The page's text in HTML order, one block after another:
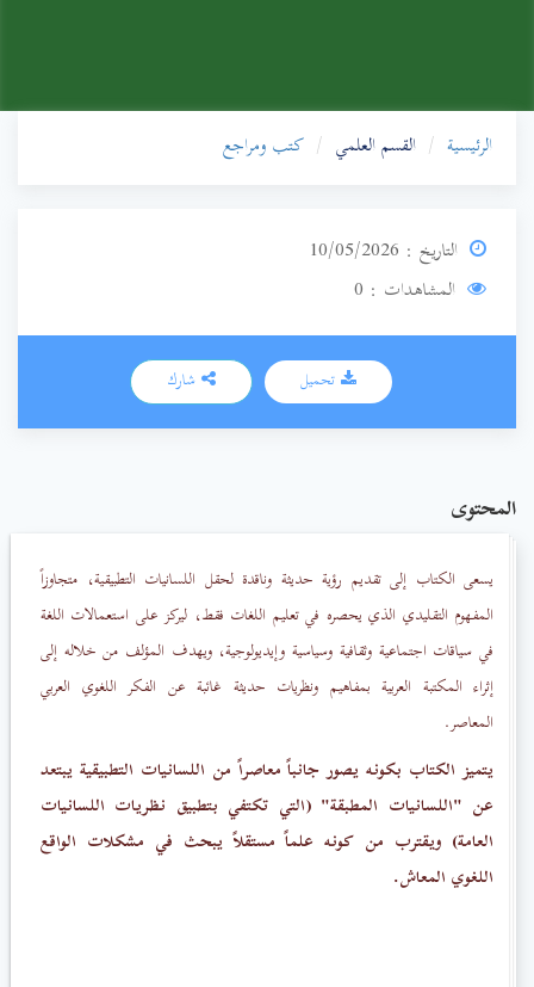
الرئيسية القسم العلمي كتب ومراجع
التاريخ : 10/05/2026
المشاهدات : 0
تحميل
المحتوى
يسعى الكتاب إلى تقديم رؤية حديثة وناقدة لحقل اللسانيات التطبيقية، متجاوزاً
المفهوم التقليدي الذي يحصره في تعليم اللغات فقط، ليركز على استعمالات اللغة
في سياقات اجتماعية وثقافية وسياسية وإيديولوجية، ويهدف المؤلف من خلاله إلى
إثراء المكتبة العربية بمفاهيم ونظريات حديثة غائبة عن الفكر اللغوي العربي
المعاصر.
يتميز الكتاب بكونه يصور جانباً معاصراً من اللسانيات التطبيقية يبتعد
عن "اللسانيات المطبقة" (التي تكتفي بتطبيق نظريات اللسانيات
العامة) ويقترب من كونه علماً مستقلاً يبحث في مشكلات الواقع
اللغوي المعاش.